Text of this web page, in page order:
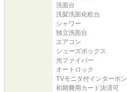
洗面台
洗髪洗面化粧台
シャワー
独立洗面台
エアコン
シューズボックス
光ファイバー
オートロック
TVモニタ付インターホン
初期費用カード決済可